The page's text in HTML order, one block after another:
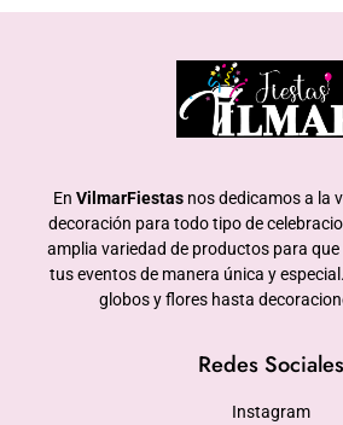
En VilmarFiestasnos dedicamos a la
decoración para todo tipo de
amplia variedad de productos para
tus eventos de manera única y
globos y flores hasta
Redes Sociales
Instagram